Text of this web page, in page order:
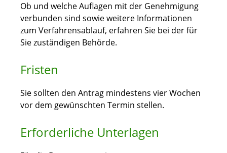
Ob und welche Auflagen mit der Genehmigung
verbunden sind sowie weitere Informationen
zum Verfahrensablauf, erfahren Sie bei derfür
Sie zuständigen Behörde.
Fristen
Sie sollten den Antrag mindestens vier Wochen
vor dem gewünschten Termin stellen.
Erforderliche Unterlagen